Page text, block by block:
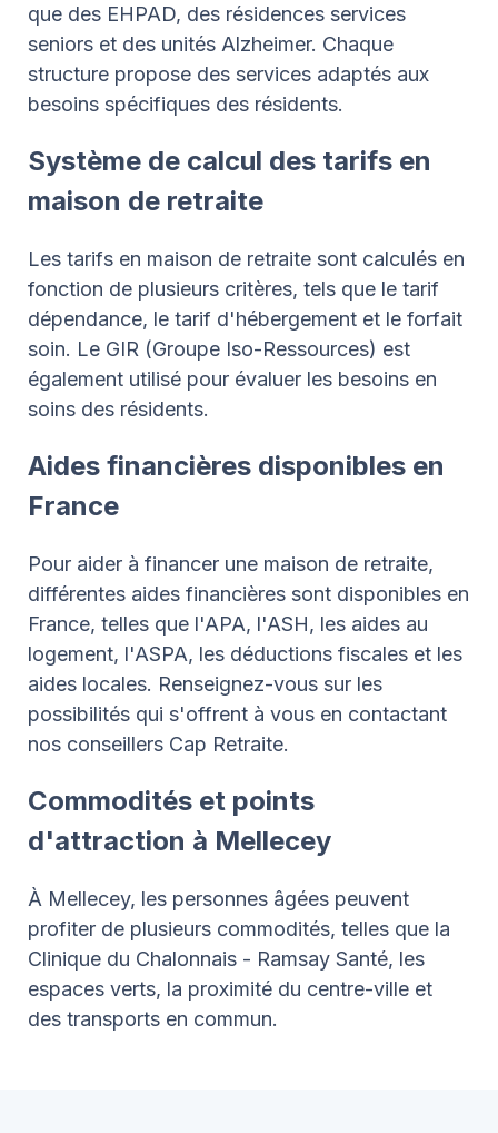
que des EHPAD, des résidences services
seniors et des unités Alzheimer. Chaque
structure propose des services adaptés aux
besoins spécifiques des résidents.
Système de calcul des tarifs en
maison de retraite
Les tarifs en maison de retraite sont calculés en
fonction de plusieurs critères, tels que le tarif
dépendance, le tarif d'hébergement et le forfait
soin. Le GIR (Groupe Iso-Ressources) est
également utilisé pour évaluer les besoins en
soins des résidents.
Aides financières disponibles en
France
Pour aider à financer une maison de retraite,
différentes aides financières sont disponibles en
France, telles que l'APA, l'ASH, les aides au
logement, l'ASPA, les déductions fiscales et les
aides locales. Renseignez-vous sur les
possibilités qui s'offrent à vous en contactant
nos conseillers Cap Retraite.
Commodités et points
d'attraction à Mellecey
À Mellecey, les personnes âgées peuvent
profiter de plusieurs commodités, telles que la
Clinique du Chalonnais - Ramsay Santé, les
espaces verts, la proximité du centre-ville et
des transports en commun.